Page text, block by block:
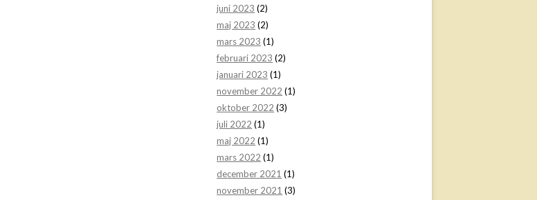
juni 2023 (2)
maj 2023 (2)
mars 2023 (1)
februari 2023 (2)
januari 2023 (1)
november 2022 (1)
oktober 2022 (3)
juli 2022 (1)
maj 2022 (1)
mars 2022 (1)
december 2021 (1)
november 2021 (3)